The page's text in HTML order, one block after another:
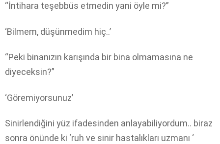
“İntihara teşebbüs etmedin yani öyle mi?”
‘Bilmem, düşünmedim hiç..’
“Peki binanızın karışında bir bina olmamasına ne
diyeceksin?”
‘Göremiyorsunuz’
Sinirlendiğini yüz ifadesinden anlayabiliyordum.. biraz
sonra önünde ki ‘ruh ve sinir hastalıkları uzmanı ‘